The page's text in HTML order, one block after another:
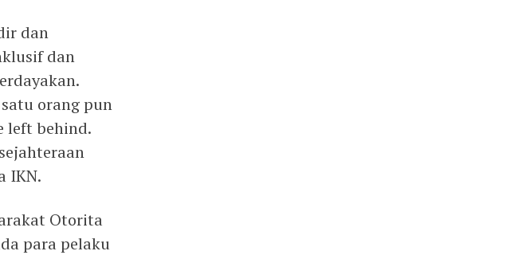
dan
dan
orang pun
left behind.
IKN.
Otorita
para pelaku